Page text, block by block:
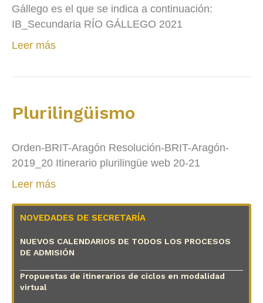
Gállego es el que se indica a continuación:
IB_Secundaria RÍO GÁLLEGO 2021
Leer más
Plurilingüismo
Orden-BRIT-Aragón Resolución-BRIT-Aragón-
2019_20 Itinerario plurilingüe web 20-21
Leer más
NOVEDADES DE SECRETARÍA
NUEVOS CALENDARIOS DE TODOS LOS PROCESOS
DE ADMISIÓN
Propuestas de itinerarios de ciclos en modalidad
virtual